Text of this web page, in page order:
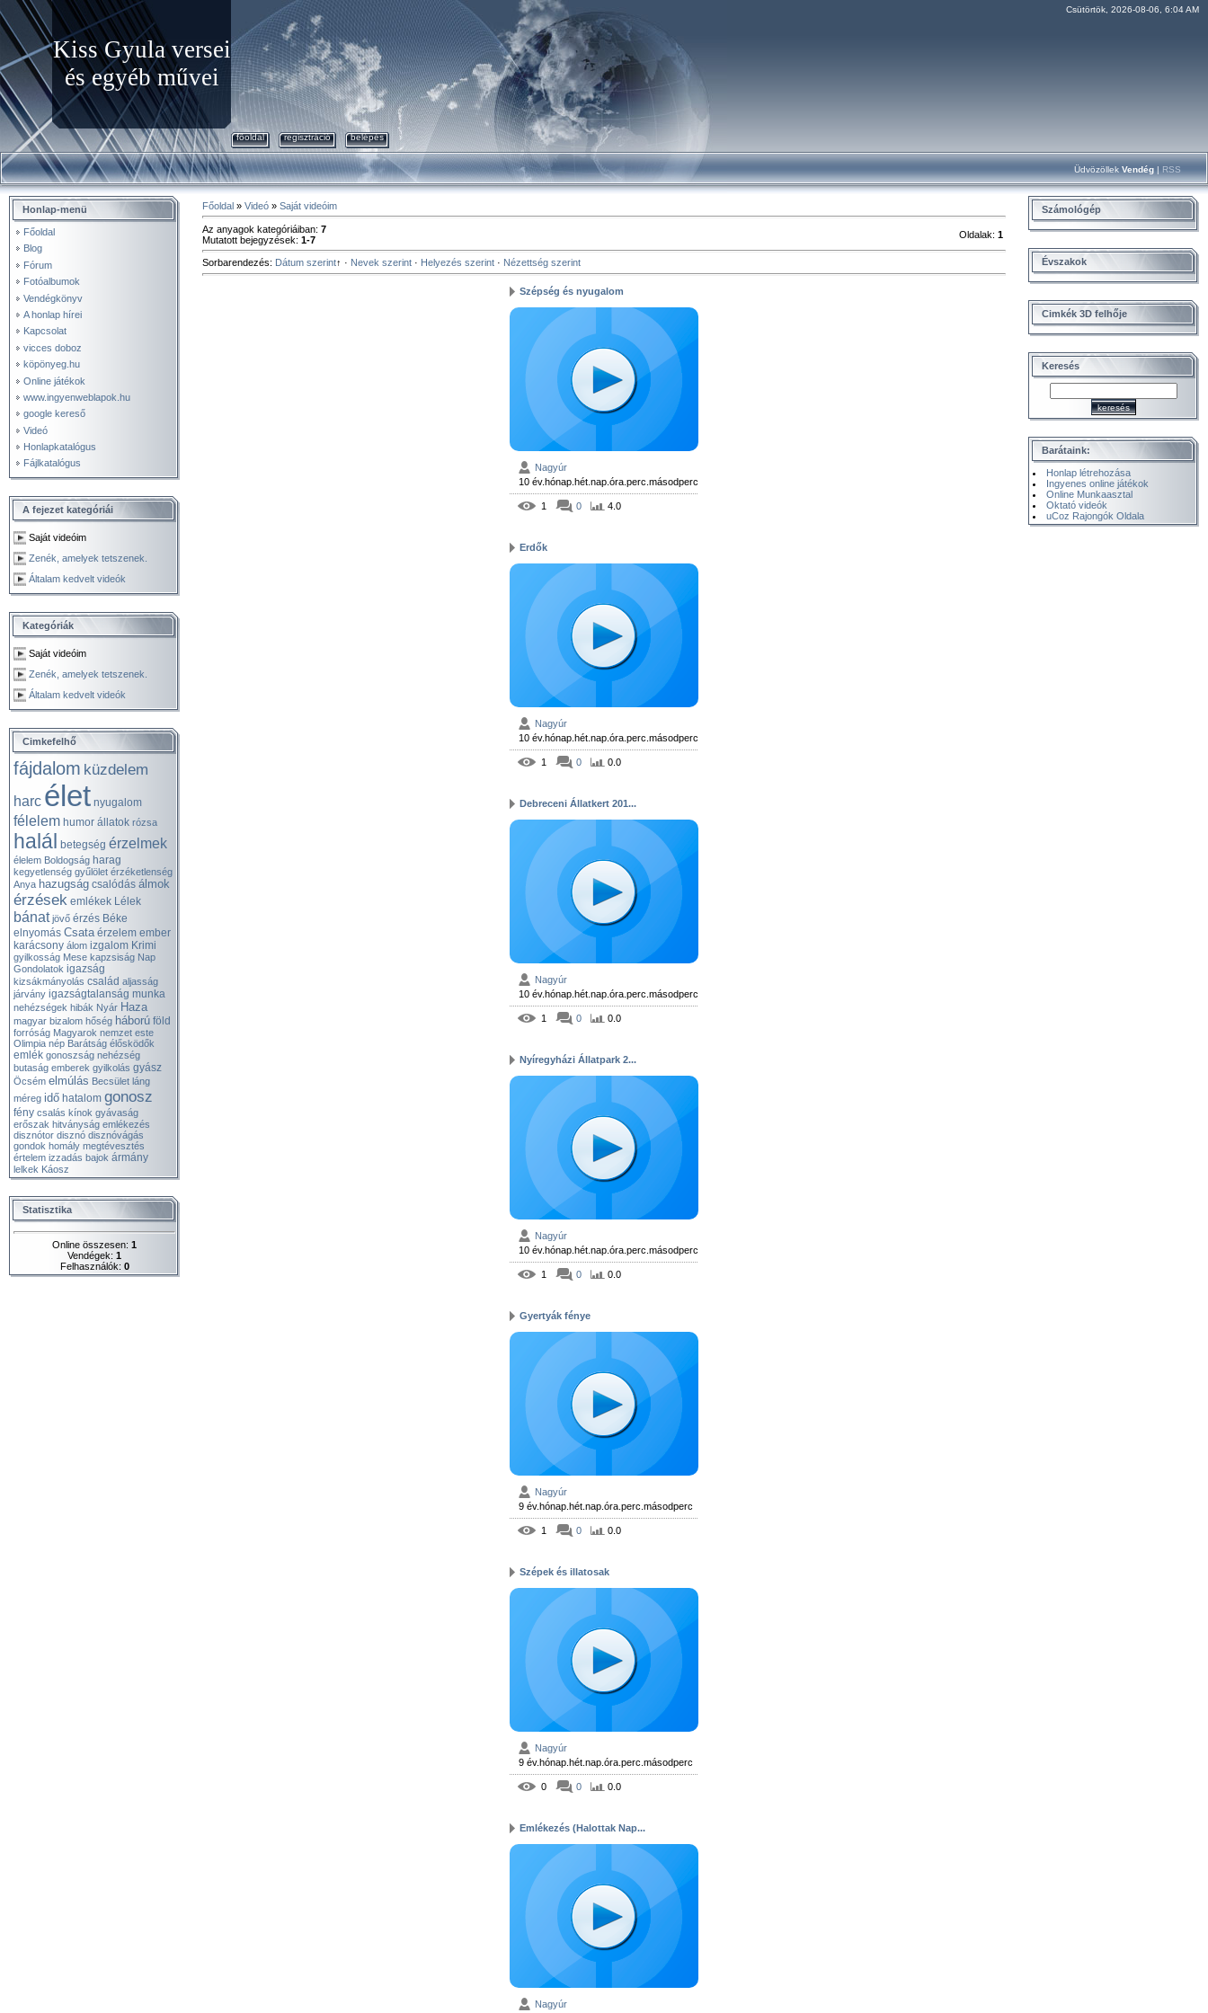
Kiss Gyula versei
és egyéb művei
Csütörtök, 2026-08-06, 6:04 AM
főoldal regisztráció belépés
Üdvözöllek Vendég | RSS
Honlap-menü
Főoldal
Blog
Fórum
Fotóalbumok
Vendégkönyv
A honlap hírei
Kapcsolat
vicces doboz
köpönyeg.hu
Online játékok
www.ingyenweblapok.hu
google kereső
Videó
Honlapkatalógus
Fájlkatalógus
A fejezet kategóriái
Saját videóim
Zenék, amelyek tetszenek.
Általam kedvelt videók
Kategóriák
Saját videóim
Zenék, amelyek tetszenek.
Általam kedvelt videók
Cimkefelhő
fájdalom küzdelem
harc élet nyugalom
félelem humor állatok rózsa
halál betegség érzelmek
élelem Boldogság harag
kegyetlenség gyűlölet érzéketlenség
Anya hazugság csalódás álmok
érzések emlékek Lélek
bánat jövő érzés Béke
elnyomás Csata érzelem ember
karácsony álom izgalom Krimi
gyilkosság Mese kapzsiság Nap
Gondolatok igazság
kizsákmányolás család aljasság
járvány igazságtalanság munka
nehézségek hibák Nyár Haza
magyar bizalom hőség háború föld
forróság Magyarok nemzet este
Olimpia nép Barátság élősködők
emlék gonoszság nehézség
butaság emberek gyilkolás gyász
Öcsém elmúlás Becsület láng
méreg idő hatalom gonosz
fény csalás kínok gyávaság
erőszak hitványság emlékezés
disznótor disznó disznóvágás
gondok homály megtévesztés
értelem izzadás bajok ármány
lelkek Káosz
Statisztika
Online összesen: 1
Vendégek: 1
Felhasználók: 0
Főoldal » Videó » Saját videóim
Az anyagok kategóriáiban: 7
Mutatott bejegyzések: 1-7 Oldalak: 1
Sorbarendezés: Dátum szerint↑ · Nevek szerint · Helyezés szerint · Nézettség szerint
Szépség és nyugalom
Nagyúr
10 év.hónap.hét.nap.óra.perc.másodperc
1 0 4.0
Erdők
Nagyúr
10 év.hónap.hét.nap.óra.perc.másodperc
1 0 0.0
Debreceni Állatkert 201...
Nagyúr
10 év.hónap.hét.nap.óra.perc.másodperc
1 0 0.0
Nyíregyházi Állatpark 2...
Nagyúr
10 év.hónap.hét.nap.óra.perc.másodperc
1 0 0.0
Gyertyák fénye
Nagyúr
9 év.hónap.hét.nap.óra.perc.másodperc
1 0 0.0
Szépek és illatosak
Nagyúr
9 év.hónap.hét.nap.óra.perc.másodperc
0 0 0.0
Emlékezés (Halottak Nap...
Nagyúr
Számológép
Évszakok
Cimkék 3D felhője
Keresés
Barátaink:
Honlap létrehozása
Ingyenes online játékok
Online Munkaasztal
Oktató videók
uCoz Rajongók Oldala